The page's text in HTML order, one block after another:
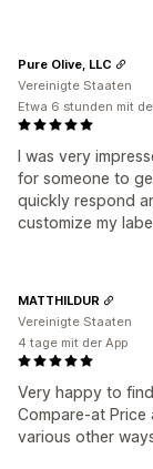
I was very
for someone to
quickly respond
customize my
Pure Olive, LLC
Vereinigte Staaten
Etwa 6 stunden mit
Very happy to
Compare-at Price
various other
MATTHILDUR
Vereinigte Staaten
4 tage mit der App